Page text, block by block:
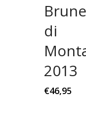
di
2013
€46,95